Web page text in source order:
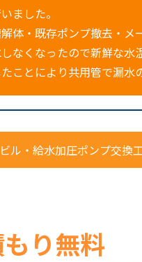
ました。
体・既存ポンプ撤去・メ
なくなったので新鮮な水
ことにより共用管で漏水
ル・給水加圧ポンプ交換工
り無料